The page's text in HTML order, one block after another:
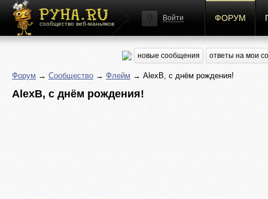
сообщество веб-маньяков
Войти ФОРУМ
новые сообщения ответы на мои
Форум → Сообщество → Флейм → AlexB, с днём рождения!
AlexB, с днём рождения!